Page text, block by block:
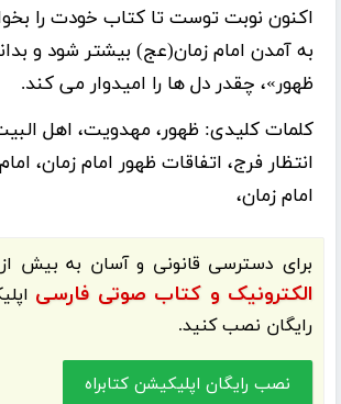
اکنون نوبت توست تا کتاب خودت را
به آمدن امام زمان(عج) بیشتر شود و
ظهور»، چقدر دل ها را امیدوار می کند.
کلمات کلیدی: ظهور، مهدویت، اهل
انتظار فرج، اتفاقات ظهور امام زمان،
امام زمان،
برای دسترسی قانونی و آسان به بیش از
الکترونیک و کتاب صوتی فارسی
رایگان نصب کنید.
نصب رایگان اپلیکیشن کتابراه